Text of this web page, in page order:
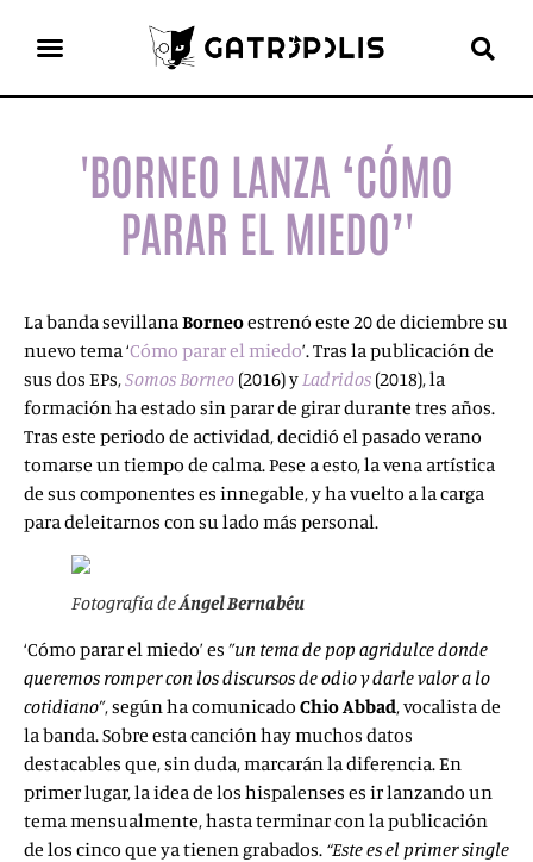
'BORNEO LANZA ‘CÓMO
PARAR EL MIEDO’'
La banda sevillanaBorneoestrenó este 20 de diciembre su
nuevo tema ‘Cómo parar el miedo’. Tras la publicación de
sus dos EPs,Somos Borneo (2016) yLadridos (2018), la
formación ha estado sin parar de girar durante tres años.
Tras este periodo de actividad, decidió el pasado verano
tomarse un tiempo de calma. Pese a esto, la vena artística
de sus componentes es innegable, y ha vuelto a la carga
para deleitarnos con su lado más personal.
Fotografía deÁngel Bernabéu
‘Cómo parar el miedo’ es ”un tema de pop agridulce donde
queremos romper con los discursos de odio y darle valor a lo
cotidiano”, según ha comunicado Chio Abbad, vocalista de
la banda. Sobre esta canción hay muchos datos
destacables que, sin duda, marcarán la diferencia. En
primer lugar, la idea de los hispalenses es ir lanzando un
tema mensualmente, hasta terminar con la publicación
de los cinco que ya tienen grabados. “Este es el primer single